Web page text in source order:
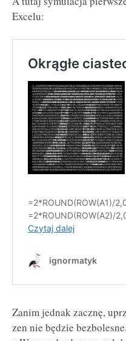
Excelu:
Zanim jednak zacznę,
zen nie będzie